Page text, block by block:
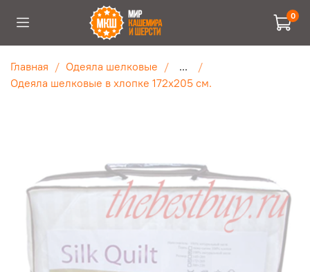
0
Главная Одеяла шелковые
...
Одеяла шелковые в хлопке 172х205 см.